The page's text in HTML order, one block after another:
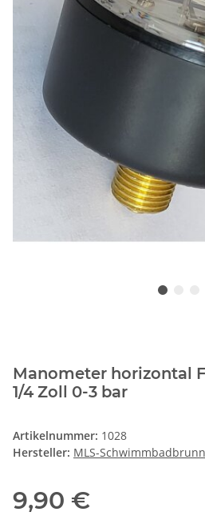
Manometer horizontal
1/4 Zoll 0-3 bar
Artikelnummer: 1028
Hersteller: MLS-Schwimmbadbrunn
9,90 €